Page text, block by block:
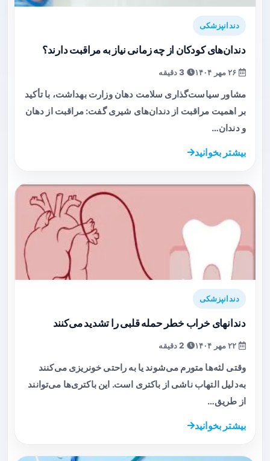
دندانپزشکی
دندان‌های کودکان از چه زمانی نیاز به مراقبت دارند؟
مشاور سیاست‌گذاری سلامت دهان وزارت بهداشت، با تأکید
بر اهمیت مراقبت از دندان‌های شیری گفت: مراقبت از دهان
و دندان…
بیشتر بخوانید
دندانپزشکی
دندانهای خراب خطر حمله قلبی را تشدید می‌کنند
وقتی لثه‌ها متورم می‌شوند یا به راحتی خونریزی می‌کنند
به‌دلیل التهاب ناشی از باکتری است. این باکتری‌ها می‌توانند
از طریق…
بیشتر بخوانید